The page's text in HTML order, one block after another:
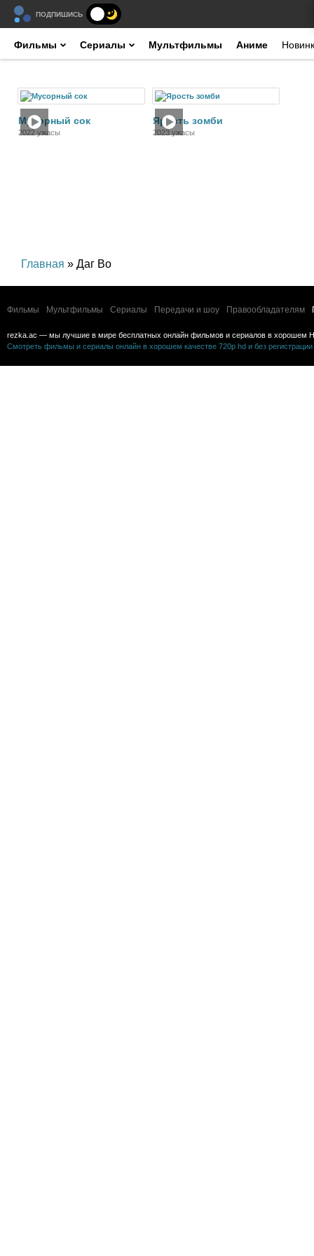
ПОДПИШИСЬ
Фильмы Сериалы Мультфильмы Аниме
Мусорный сок
2022 ужасы
Ярость зомби
2023 ужасы
Главная » Даг Во
Фильмы Мультфильмы Сериалы Передачи и шоу Правообладателям
rezka.ac — мы лучшие в мире бесплатных онлайн фильмов и сериалов в хорошем
Смотреть фильмы и сериалы онлайн в хорошем качестве 720p hd и без